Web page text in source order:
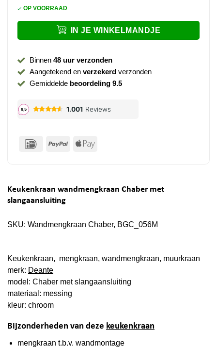
OP VOORRAAD
IN JE WINKELMANDJE
Binnen 48 uur verzonden
Aangetekend en verzekerdverzonden
Gemiddelde beoordeling 9.5
IDeal PayPal Apple
Keukenkraan wandmengkraan Chaber met
slangaansluiting
SKU: Wandmengkraan Chaber, BGC_056M
Keukenkraan, mengkraan, wandmengkraan, muurkraan
merk: Deante
model: Chaber met slangaansluiting
materiaal: messing
kleur: chroom
Bijzonderheden van deze keukenkraan
mengkraan t.b.v. wandmontage